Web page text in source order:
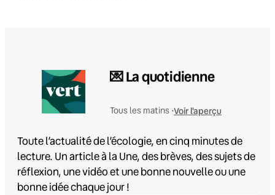
💌 La quotidienne
Tous les matins •Voir l'aperçu
Toute l’actualité de l’écologie, en cinq minutes de
lecture. Un article à la Une, des brèves, des sujets de
réflexion, une vidéo et une bonne nouvelle ou une
bonne idée chaque jour !